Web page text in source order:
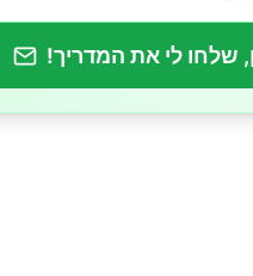
שלחו לי את המדריך!